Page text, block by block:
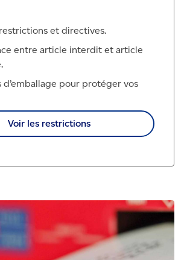
et directives.
entre article interdit et article
d’emballage pour protéger vos
Voir les restrictions